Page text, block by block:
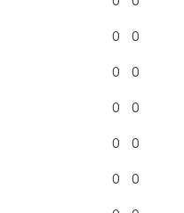
0 0
0 0
0 0
0 0
0 0